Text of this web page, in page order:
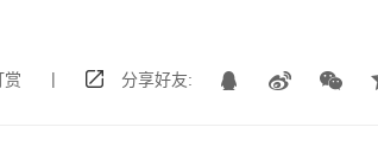
赏 | 分享好友: